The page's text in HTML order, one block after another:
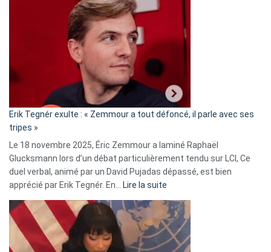
d’alliance
secrète
«
C’est
fake
news
»
Erik Tegnér exulte : « Zemmour a tout défoncé, il parle avec ses
tripes »
Le 18 novembre 2025, Éric Zemmour a laminé Raphaël
Glucksmann lors d’un débat particulièrement tendu sur LCI, Ce
duel verbal, animé par un David Pujadas dépassé, est bien
apprécié par Erik Tegnér. En… Lire la suite
Erik
Tegnér
exulte
: